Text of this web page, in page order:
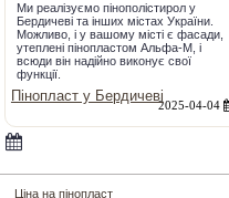
Ми реалізуємо пінополістирол у
Бердичеві та інших містах України.
Можливо, і у вашому місті є фасади,
утеплені пінопластом Альфа-М, і
всюди він надійно виконує свої
функції.
Пінопласт у Бердичеві
2025-04-04
Ціна на пінопласт